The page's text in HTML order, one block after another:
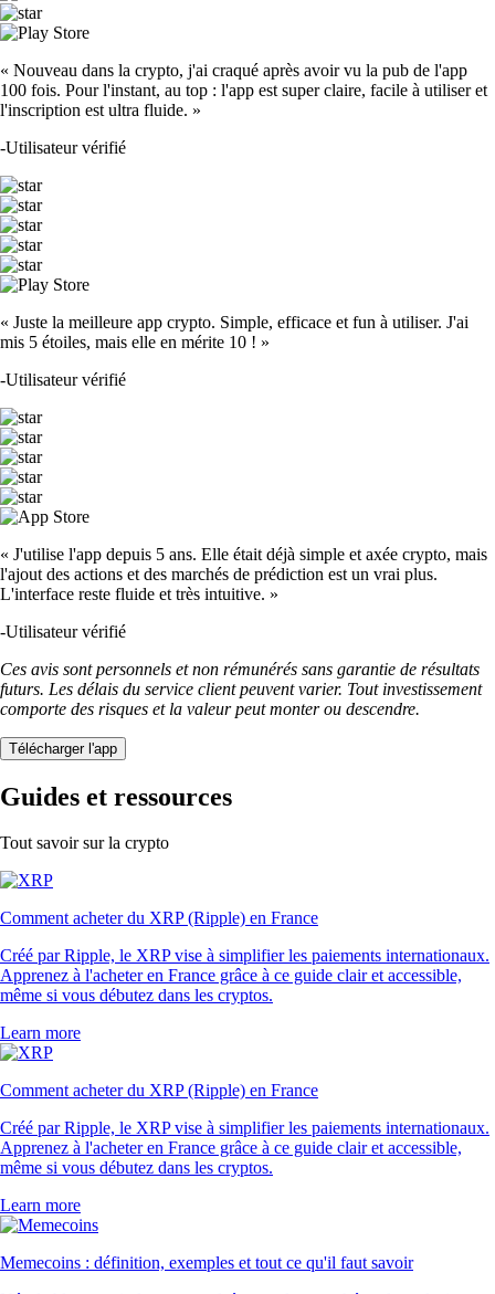
« Nouveau dans la crypto, j'ai craqué après avoir vu la pub de l'app
100 fois. Pour l'instant, au top : l'app est super claire, facile à utiliser et
l'inscription est ultra fluide. »
-Utilisateur vérifié
« Juste la meilleure app crypto. Simple, efficace et fun à utiliser. J'ai
mis 5 étoiles, mais elle en mérite 10 ! »
-Utilisateur vérifié
« J'utilise l'app depuis 5 ans. Elle était déjà simple et axée crypto, mais
l'ajout des actions et des marchés de prédiction est un vrai plus.
L'interface reste fluide et très intuitive. »
-Utilisateur vérifié
Ces avis sont personnels et non rémunérés sans garantie de résultats
futurs. Les délais du service client peuvent varier. Tout investissement
comporte des risques et la valeur peut monter ou descendre.
Télécharger l'app
Guides et ressources
Tout savoir sur la crypto
Comment acheter du XRP (Ripple) en France
Créé par Ripple, le XRP vise à simplifier les paiements internationaux.
Apprenez à l'acheter en France grâce à ce guide clair et accessible,
même si vous débutez dans les cryptos.
Learn more
Comment acheter du XRP (Ripple) en France
Créé par Ripple, le XRP vise à simplifier les paiements internationaux.
Apprenez à l'acheter en France grâce à ce guide clair et accessible,
même si vous débutez dans les cryptos.
Learn more
Memecoins : définition, exemples et tout ce qu'il faut savoir